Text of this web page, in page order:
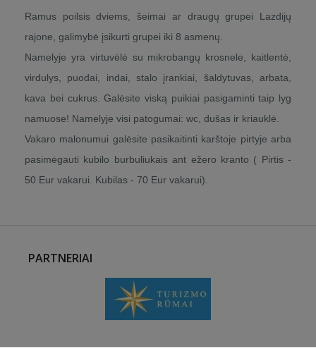
Ramus poilsis dviems, šeimai ar draugų grupei Lazdijų
rajone, galimybė įsikurti grupei iki 8 asmenų.
Namelyje yra virtuvėlė su mikrobangų krosnele, kaitlentė,
virdulys, puodai, indai, stalo įrankiai, šaldytuvas, arbata,
kava bei cukrus. Galėsite viską puikiai pasigaminti taip lyg
namuose! Namelyje visi patogumai: wc, dušas ir kriauklė.
Vakaro malonumui galėsite pasikaitinti karštoje pirtyje arba
pasimėgauti kubilo burbuliukais ant ežero kranto ( Pirtis -
50 Eur vakarui. Kubilas - 70 Eur vakarui).
PARTNERIAI